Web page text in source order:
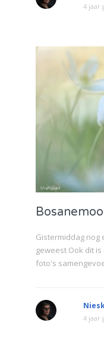
4 jaar
Gistermiddag nog
geweest Ook dit
foto's
4 jaar